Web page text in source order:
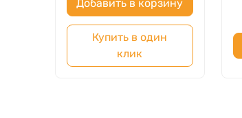
Добавить в корзину
Купить в один
клик